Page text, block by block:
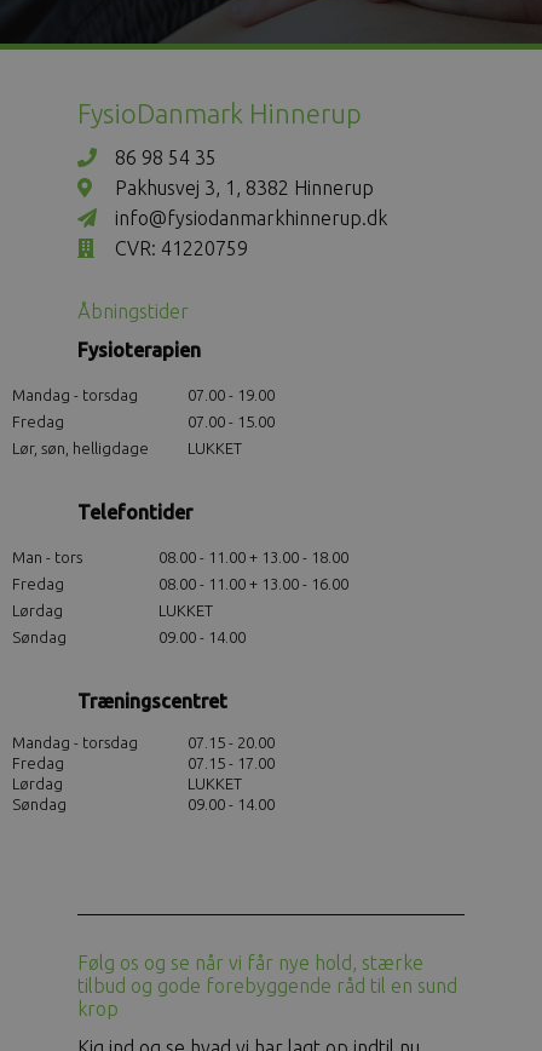
FysioDanmark Hinnerup
86 98 54 35
Pakhusvej 3, 1, 8382 Hinnerup
info@fysiodanmarkhinnerup.dk
CVR: 41220759
Åbningstider
Fysioterapien
Mandag - torsdag
07.00 - 19.00
Fredag
07.00 - 15.00
Lør, søn, helligdage
LUKKET
Telefontider
Man - tors
08.00 - 11.00 + 13.00 - 18.00
Fredag
08.00 - 11.00 + 13.00 - 16.00
Lørdag
LUKKET
Søndag
09.00 - 14.00
Træningscentret
Mandag - torsdag
07.15 - 20.00
Fredag
07.15 - 17.00
Lørdag
LUKKET
Søndag
09.00 - 14.00
Følg os og se når vi får nye hold, stærke
tilbud og gode forebyggende råd til en sund
krop